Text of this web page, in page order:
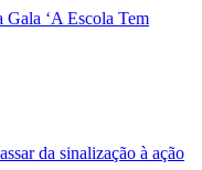
‘A Escola Tem
da sinalização à ação